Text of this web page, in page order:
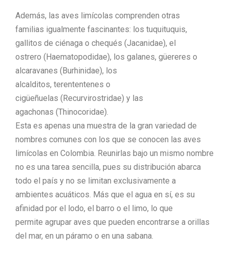
Además, las aves limícolas comprenden otras
familias igualmente fascinantes: los tuquituquis,
gallitos de ciénaga o chequés (Jacanidae), el
ostrero (Haematopodidae), los galanes, güereres o
alcaravanes (Burhinidae), los
alcalditos, terententenes o
cigüeñuelas (Recurvirostridae) y las
agachonas (Thinocoridae).
Esta es apenas una muestra de la gran variedad de
nombres comunes con los que se conocen las aves
limícolas en Colombia. Reunirlas bajo un mismo nombre
no es una tarea sencilla, pues su distribución abarca
todo el país y no se limitan exclusivamente a
ambientes acuáticos. Más que el agua en sí, es su
afinidad por el lodo, el barro o el limo, lo que
permite agrupar aves que pueden encontrarse a orillas
del mar, en un páramo o en una sabana.